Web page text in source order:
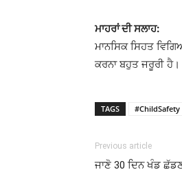
ਮਾਹਰਾਂ ਦੀ ਸਲਾਹ:
ਮਾਨਸਿਕ ਸਿਹਤ
ਕਰਨਾ ਬਹੁਤ ਜਰੂਰੀ
TAGS #ChildSafety
Previous article
ਜਾਣੋ 30 ਦਿਨ ਖੰਡ